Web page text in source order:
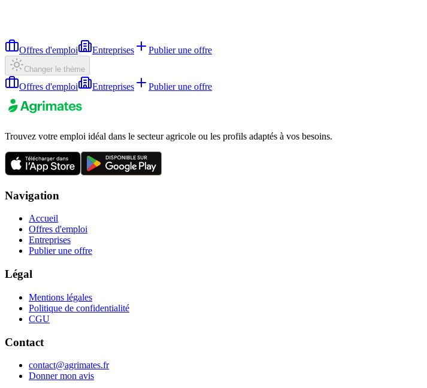
Offres d'emploi Entreprises Publier une offre
Changer le thème
Offres d'emploi Entreprises Publier une offre
Trouvez votre emploi idéal dans le secteur agricole ou les profils adaptés à vos besoins.
Navigation
Accueil
Offres d'emploi
Entreprises
Publier une offre
Légal
Mentions légales
Politique de confidentialité
CGU
Contact
contact@agrimates.fr
Donner mon avis